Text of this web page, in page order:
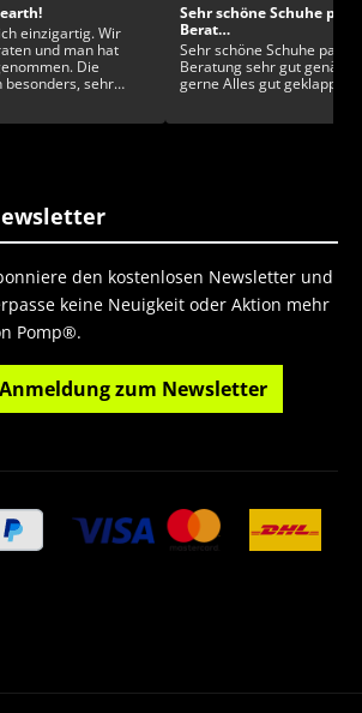
einzigartig. Wir
und man hat
Die
besonders, sehr
Sehr schöne Schuhe
Berat…
Sehr schöne Schuhe
Beratung sehr gut genäht
gerne Alles gut geklappt
den kostenlosen Newsletter und
keine Neuigkeit oder Aktion mehr
Pomp®.
Anmeldung zum Newsletter